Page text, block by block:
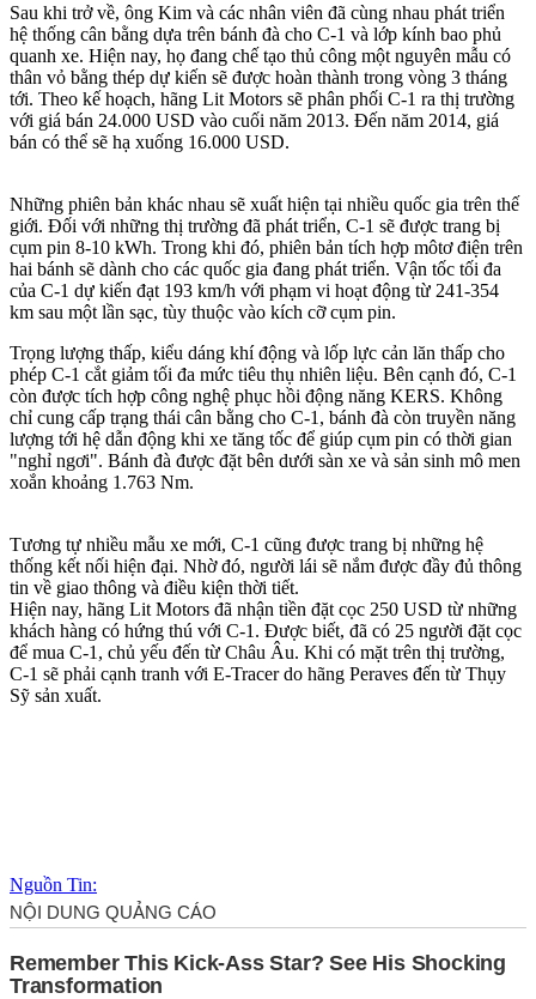
Sau khi trở về, ông Kim và các nhân viên đã cùng nhau phát triển
hệ thống cân bằng dựa trên bánh đà cho C-1 và lớp kính bao phủ
quanh xe. Hiện nay, họ đang chế tạo thủ công một nguyên mẫu có
thân vỏ bằng thép dự kiến sẽ được hoàn thành trong vòng 3 tháng
tới. Theo kế hoạch, hãng Lit Motors sẽ phân phối C-1 ra thị trường
với giá bán 24.000 USD vào cuối năm 2013. Đến năm 2014, giá
bán có thể sẽ hạ xuống 16.000 USD.
Những phiên bản khác nhau sẽ xuất hiện tại nhiều quốc gia trên thế
giới. Đối với những thị trường đã phát triển, C-1 sẽ được trang bị
cụm pin 8-10 kWh. Trong khi đó, phiên bản tích hợp môtơ điện trên
hai bánh sẽ dành cho các quốc gia đang phát triển. Vận tốc tối đa
của C-1 dự kiến đạt 193 km/h với phạm vi hoạt động từ 241-354
km sau một lần sạc, tùy thuộc vào kích cỡ cụm pin.
Trọng lượng thấp, kiểu dáng khí động và lốp lực cản lăn thấp cho
phép C-1 cắt giảm tối đa mức tiêu thụ nhiên liệu. Bên cạnh đó, C-1
còn được tích hợp công nghệ phục hồi động năng KERS. Không
chỉ cung cấp trạng thái cân bằng cho C-1, bánh đà còn truyền năng
lượng tới hệ dẫn động khi xe tăng tốc để giúp cụm pin có thời gian
"nghỉ ngơi". Bánh đà được đặt bên dưới sàn xe và sản sinh mô men
xoắn khoảng 1.763 Nm.
Tương tự nhiều mẫu xe mới, C-1 cũng được trang bị những hệ
thống kết nối hiện đại. Nhờ đó, người lái sẽ nắm được đầy đủ thông
tin về giao thông và điều kiện thời tiết.
Hiện nay, hãng Lit Motors đã nhận tiền đặt cọc 250 USD từ những
khách hàng có hứng thú với C-1. Được biết, đã có 25 người đặt cọc
để mua C-1, chủ yếu đến từ Châu Âu. Khi có mặt trên thị trường,
C-1 sẽ phải cạnh tranh với E-Tracer do hãng Peraves đến từ Thụy
Sỹ sản xuất.
Nguồn Tin: